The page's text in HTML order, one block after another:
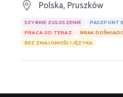
Polska, Pruszków
SZYBKIE ZGŁOSZENIE
PASZPORT
PRACA OD TERAZ
BRAK
BEZ ZNAJOMOŚCI JĘZYKA